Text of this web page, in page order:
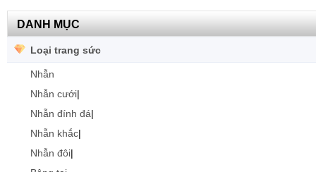
DANH MỤC
Loại trang sức
Nhẫn
Nhẫn cưới|
Nhẫn đính đá|
Nhẫn khắc|
Nhẫn đôi|